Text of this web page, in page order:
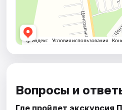
Вопросы и
Где пройдет экскурсия